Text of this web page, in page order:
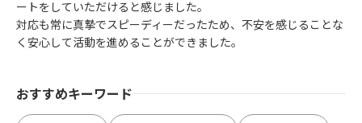
ートをしていただけると感じました。
対応も常に真摯でスピーディーだったため、不安を感じることな
く安心して活動を進めることができました。
おすすめキーワード